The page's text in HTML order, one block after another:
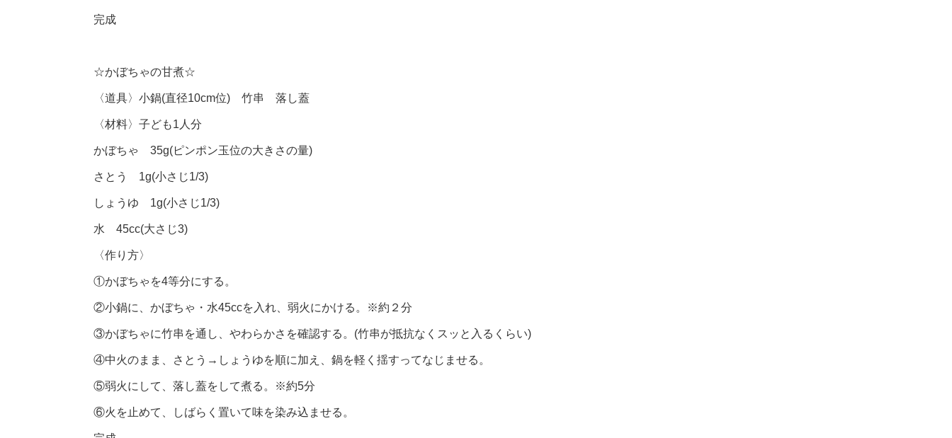
完成
☆かぼちゃの甘煮☆
〈道具〉小鍋(直径10cm位) 竹串 落し蓋
〈材料〉子ども1人分
かぼちゃ 35g(ピンポン玉位の大きさの量)
さとう 1g(小さじ1/3)
しょうゆ 1g(小さじ1/3)
水 45cc(大さじ3)
〈作り方〉
①かぼちゃを4等分にする。
②小鍋に、かぼちゃ・水45ccを入れ、弱火にかける。※約２分
③かぼちゃに竹串を通し、やわらかさを確認する。(竹串が抵抗なくスッと入るくらい)
④中火のまま、さとう→しょうゆを順に加え、鍋を軽く揺すってなじませる。
⑤弱火にして、落し蓋をして煮る。※約5分
⑥火を止めて、しばらく置いて味を染み込ませる。